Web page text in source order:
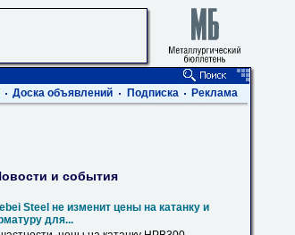
Доска объявлений Подписка Реклама
и события
Steel не изменит цены на катанку и
для...